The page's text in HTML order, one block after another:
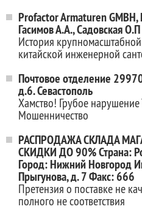
Profactor Armaturen
Гасимов А.А., Садовская О.П
История
китайской инженерной
Почтовое отделение
д.6. Севастополь
Хамство! Грубое нарушение
Мошенничество
РАСПРОДАЖА СКЛАДА
СКИДКИ ДО 90% Страна:
Город: Нижний Новгород
Прыгунова, д. 7 Факс: 666
Претензия о поставке не
полного не соответствия